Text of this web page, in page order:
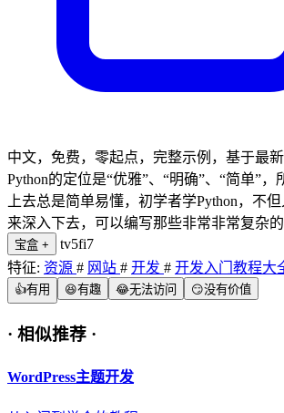
中文，免费，零起点，完整示例，基于最新
Python的定位是“优雅”、“明确”、“简单”，
上去总是简单易懂，初学者学Python，不
来深入下去，可以编写那些非常非常复杂的
宝盒 +
tv5fi7
特征: 资源 # 网站 # 开发 # 开发入门教程大
👍有用 😆有趣 😂无法访问 😏没有价值
· 相似推荐 ·
WordPress主题开发